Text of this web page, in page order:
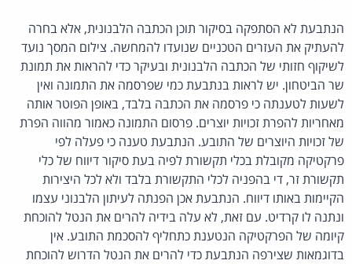
הנתבעת לא הסתפקה בסיקור תוכן הכתבה הלבנונית, אלא בחרה
להעתיק את העזרים הטכניים שנועדו להמחשה. צילום המסך נועד
לשיקוף חזותי של הכתבה הלבנונית ובעיקר כדי להראות את תמונת
שר הביטחון. יש לראות בנתבעת כמי שפרסמה את התמונה ואין
לשעות לטענתה כי פרסמה את הכתבה בלבד, באופן הפוטר אותה
מאחריות להפרת זכויות יוצרים. פרסום התמונה כאמור מהווה הפרת
של זכויות היוצרים של התובע. הנתבעת טענה כי פעלה לפי
פרקטיקה מקובלת בכלי תקשורת לפיה בעת סיקור דיווח של כלי
תקשורת זר, די בהפניה לכלי התקשורת בלבד ולא לכל היצירות
הקיימות באותו דיווח. הנתבעת אכן הפנתה לעיתון הלבנוני עצמו
ונתנה לו קרדיט. עם זאת, לא עלה בידיה להרים את הנטל להוכחת
קיומה של הפרקטיקה הנטענת כתחליף להסכמת התובע. אין
בדוגמאות שצירפה הנתבעת כדי להרים את הנטל הדרוש להוכחת